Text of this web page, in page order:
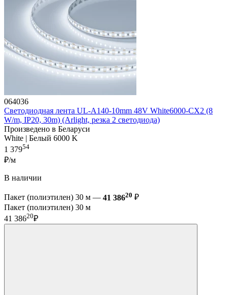
064036
Светодиодная лента UL-A140-10mm 48V White6000-CX2 (8
W/m, IP20, 30m) (Arlight, резка 2 светодиода)
Произведено в Беларуси
White | Белый 6000 K
1 37954
₽/м
В наличии
Пакет (полиэтилен) 30 м — 41 38620 ₽
Пакет (полиэтилен) 30 м
41 38620₽